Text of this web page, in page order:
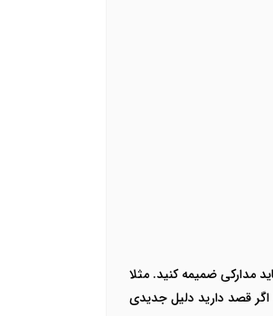
مدارکی ضمیمه کنید. مثلا
قصد دارید دلیل جدیدی